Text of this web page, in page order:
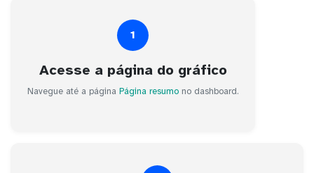
1
Acesse a página do gráfico
Navegue até a página Página resumo no dashboard.